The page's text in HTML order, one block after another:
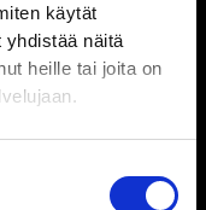
käytät
näitä
heille tai joita on